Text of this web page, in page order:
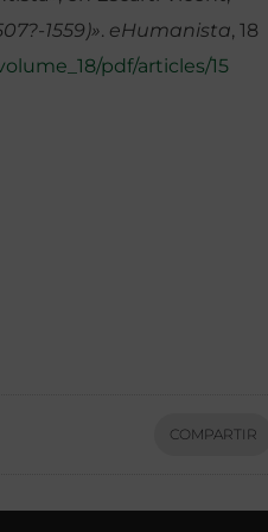
1559)». eHumanista, 18
pdf/articles/15
COMPARTIR